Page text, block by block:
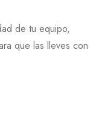
de tu equipo,
que las lleves con